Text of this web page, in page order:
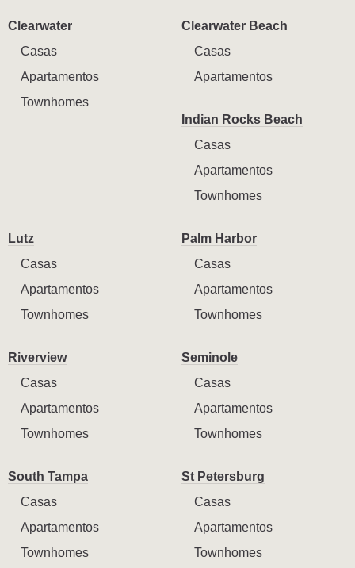
Clearwater
Casas
Apartamentos
Townhomes
Clearwater Beach
Casas
Apartamentos
Indian Rocks Beach
Casas
Apartamentos
Townhomes
Lutz
Casas
Apartamentos
Townhomes
Palm Harbor
Casas
Apartamentos
Townhomes
Riverview
Casas
Apartamentos
Townhomes
Seminole
Casas
Apartamentos
Townhomes
South Tampa
Casas
Apartamentos
Townhomes
St Petersburg
Casas
Apartamentos
Townhomes